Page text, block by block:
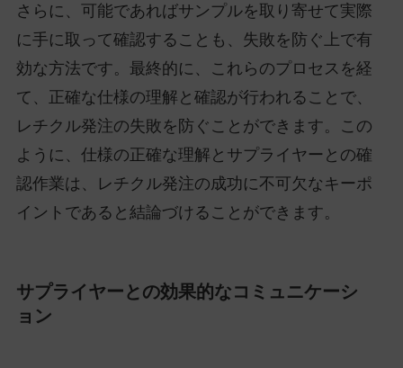
さらに、可能であればサンプルを取り寄せて実際
に手に取って確認することも、失敗を防ぐ上で有
効な方法です。最終的に、これらのプロセスを経
て、正確な仕様の理解と確認が行われることで、
レチクル発注の失敗を防ぐことができます。この
ように、仕様の正確な理解とサプライヤーとの確
認作業は、レチクル発注の成功に不可欠なキーポ
イントであると結論づけることができます。
サプライヤーとの効果的なコミュニケーシ
ョン